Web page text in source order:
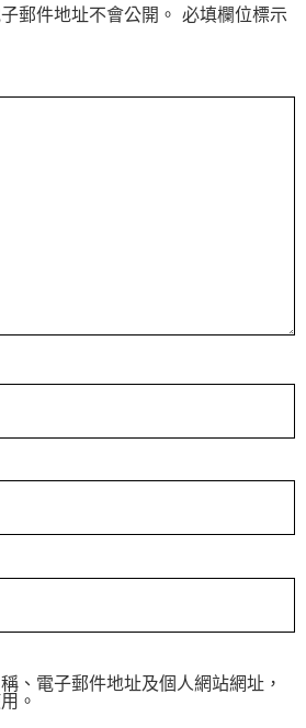
郵件地址不會公開。 必填欄位標示
、電子郵件地址及個人網站網址，
。